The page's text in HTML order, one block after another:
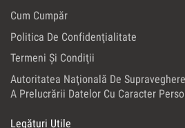
Cum Cumpăr
Politica De Confidenţialitate
Termeni Şi Condiţii
Autoritatea Naţională De Supraveghere
A Prelucrării Datelor Cu Caracter
Legături Utile